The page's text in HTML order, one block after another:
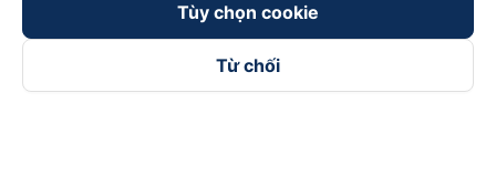
Tùy chọn cookie
Từ chối